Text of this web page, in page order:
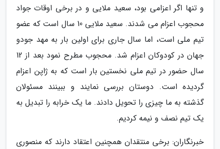
و تنها اگر اعزامی بود، سعید ملایی و در برخی اوقات جواد
محجوب اعزام می شدند. سعید ملایی 10 سال است که عضو
تیم ملی است، اما سال جاری برای اولین بار به مهد جودو
جهان در کودوکان اعزام شد. محجوب مطرح نمود بعد از 12
سال حضور در تیم ملی نخستین بار است که به ژاپن اعزام
گردیده است. دوستان بررسی نمایند و ببینند مسئولان
گذشته به ما چیزی را تحویل دادند. ما یک خرابه را تبدیل به
یک تیم نصف و نیمه کردیم.
خبرنگاران: برخی منتقدان همچنین اعتقاد دارند که منصوری